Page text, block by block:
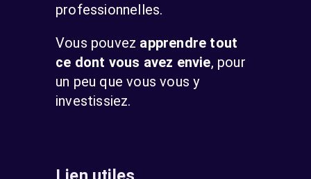
professionnelles.
Vous pouvez apprendre tout
ce dont vous avez envie, pour
un peu que vous vous y
investissiez.